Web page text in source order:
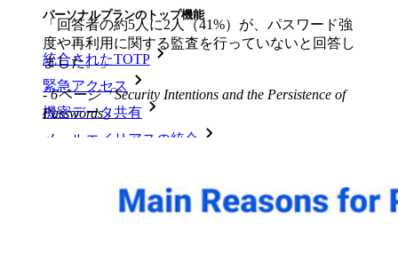
パーソナルプランのトップ機能
統合されたTOTP
緊急アクセス
機密データ共有
メールエイリアスの統合
ビジネスプランのトップ機能
「回答者の約5人に2人（41%）が、パスワード強
度や再利用に関する監査を行っていないと回答し
ました。」
- 6ページ「Security Intentions and the Persistence of
Passwords」